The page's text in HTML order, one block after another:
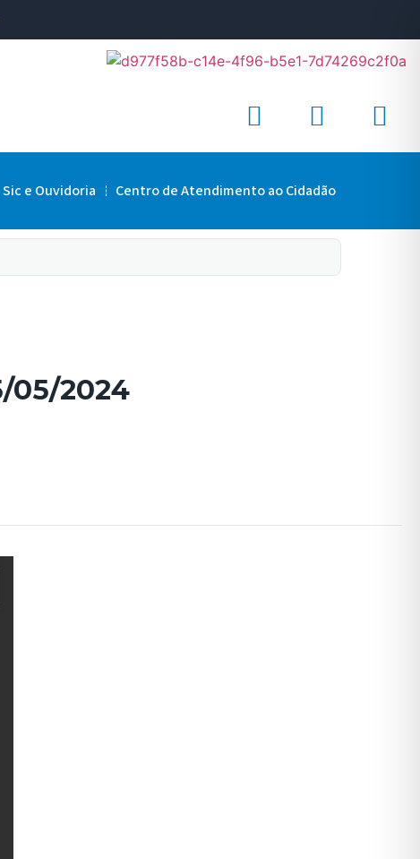
Sic e Ouvidoria Centro de Atendimento ao Cidadão
05/2024